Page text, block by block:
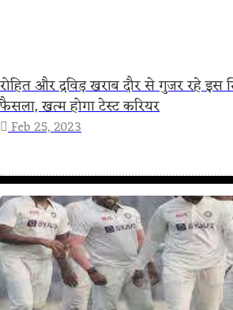
रोहित और द्रविड़ खराब दौर से गुजर रहे इस
फैसला, खत्म होगा टेस्ट करियर
Feb 25, 2023